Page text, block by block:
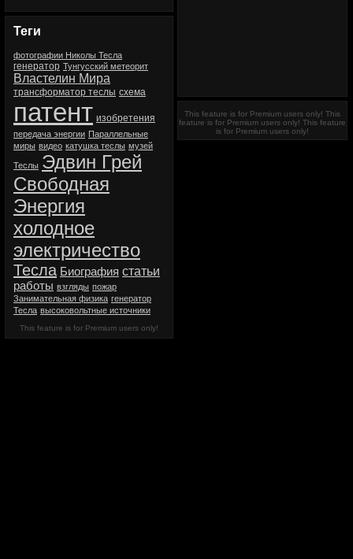
Теги
фотографии Николы Тесла
генератор Тунгусский метеорит
Властелин Мира
трансформатор теслы схема
патент изобретения
передача энергии Параллельные
миры видео катушка теслы музей
Теслы Эдвин Грей
Свободная
Энергия
холодное
электричество
Тесла Биография статьи
работы взгляды пожар
Занимательная физика генератор
Тесла высоковольтные источники
This feature is for Premium users only!
This feature is for Premium users only! This
feature is for Premium users only! This feature
is for Premium users only!